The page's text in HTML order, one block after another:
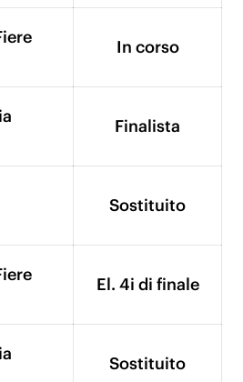
In corso
Finalista
Sostituito
El. 4i di finale
Sostituito